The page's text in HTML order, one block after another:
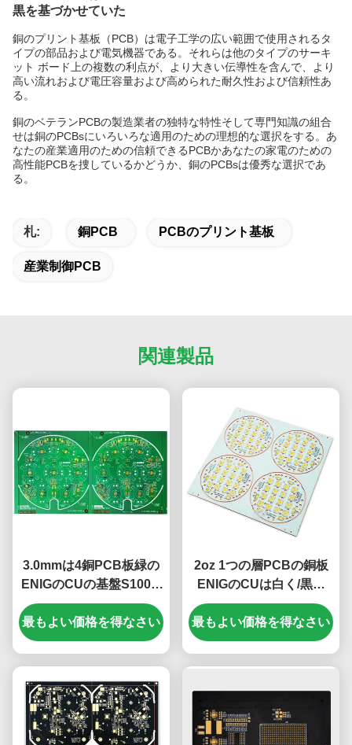
黒を基づかせていた
銅のプリント基板（PCB）は電子工学の広い範囲で使用されるタ
イプの部品および電気機器である。それらは他のタイプのサーキ
ット ボード上の複数の利点が、より大きい伝導性を含んで、より
高い流れおよび電圧容量および高められた耐久性および信頼性あ
る。
銅のベテランPCBの製造業者の独特な特性そして専門知識の組合
せは銅のPCBsにいろいろな適用のための理想的な選択をする。あ
なたの産業適用のための信頼できるPCBかあなたの家電のための
高性能PCBを捜しているかどうか、銅のPCBsは優秀な選択であ
る。
札: 銅PCB PCBのプリント基板
産業制御PCB
関連製品
3.0mmは4銅PCB板緑の
ENIGのCUの基盤S1000-
2M+3With*kを層にする
最もよい価格を得なさい
2oz 1つの層PCBの銅板
ENIGのCUは白く/黒い
196.50mm*196.50mmを
基づかせていた
最もよい価格を得なさい